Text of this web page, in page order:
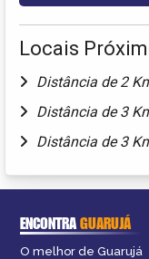
Locais
Distância de 2
Distância de 3
Distância de 3
ENCONTRAGUARUJÁ
O melhor de Guarujá